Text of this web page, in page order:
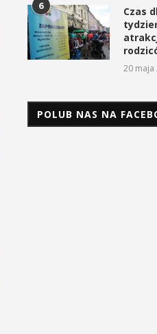
6
Czas
20 maja
POLUB NAS NA